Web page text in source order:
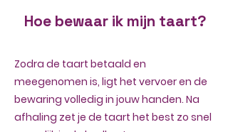
Hoe bewaar ik mijn taart?
Zodra de taart betaald en
meegenomen is, ligt het vervoer en de
bewaring volledig in jouw handen. Na
afhaling zet je de taart het best zo snel